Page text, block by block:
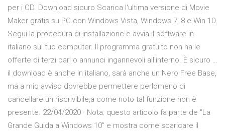
per i CD. Download sicuro Scarica l'ultima versione di Movie
Maker gratis su PC con Windows Vista, Windows 7, 8 e Win 10.
Segui la procedura di installazione e avvia il software in
italiano sul tuo computer. Il programma gratuito non ha le
offerte di terzi pari o annunci ingannevoli all'interno. È sicuro …
il download è anche in italiano, sarà anche un Nero Free Base,
ma a mio avviso dovrebbe permettere perlomeno di
cancellare un riscrivibile,a come noto tal funzione non è
presente. 22/04/2020 · Nota: questo articolo fa parte de "La
Grande Guida a Windows 10" e mostra come scaricare il